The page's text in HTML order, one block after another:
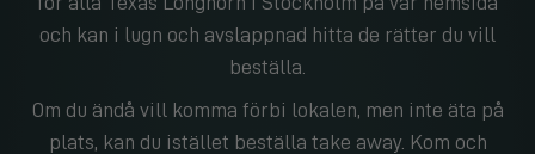
och kan i lugn och avslappnad hitta de rätter du vill
beställa.
Om du ändå vill komma förbi lokalen, men inte äta på
plats, kan du istället beställa take away. Kom och